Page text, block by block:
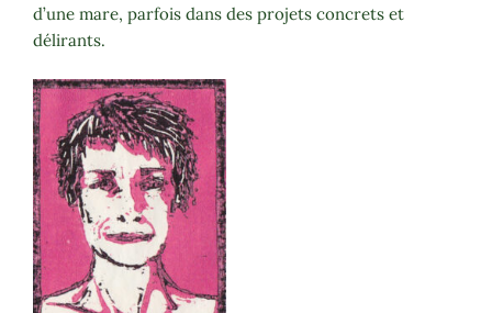
d’une mare, parfois dans des projets concrets et
délirants.